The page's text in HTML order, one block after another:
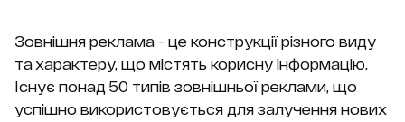
Зовнішня реклама - це конструкції різного виду
та характеру, що містять корисну інформацію.
Існує понад 50 типів зовнішньої реклами, що
успішно використовується для залучення нових